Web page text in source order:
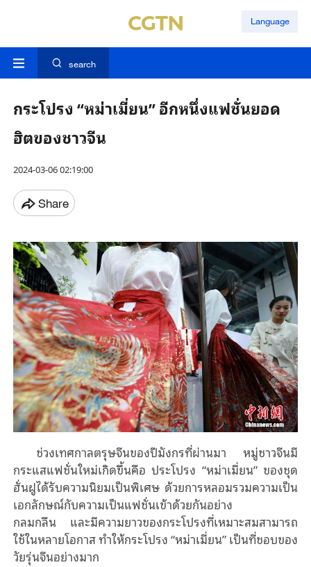
Language
search
กระโปรง “หม่าเมี่ยน” อีกหนึ่งแฟชั่นยอด
ฮิตของชาวจีน
2024-03-06 02:19:00
Share
ช่วงเทศกาลตรุษจีนของปีมังกรที่ผ่านมา หมู่ชาวจีนมี
กระแสแฟชั่นใหม่เกิดขึ้นคือ ประโปรง “หม่าเมี่ยน” ของชุด
ฮั่นฝูได้รับความนิยมเป็นพิเศษ ด้วยการหลอมรวมความเป็น
เอกลักษณ์กับความเป็นแฟชั่นเข้าด้วยกันอย่าง
กลมกลืนและมีความยาวของกระโปรงที่เหมาะสมสามารถ
ใช้ในหลายโอกาส ทำให้กระโปรง “หม่าเมี่ยน” เป็นที่ชอบของ
วัยรุ่นจีนอย่างมาก